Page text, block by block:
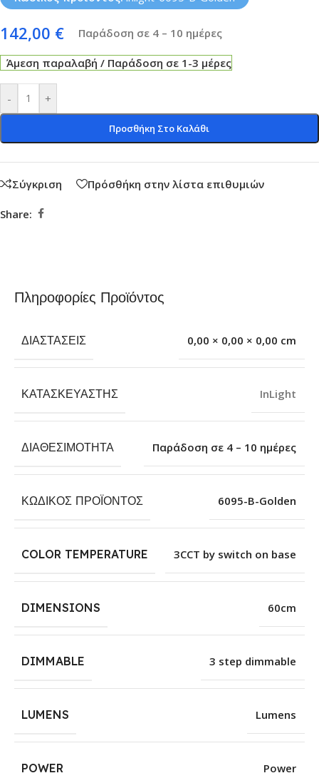
142,00 € Παράδοση σε 4 – 10 ημέρες
Άμεση παραλαβή / Παράδοση σε 1-3 μέρες
- +
Προσθήκη Στο Καλάθι
Σύγκριση Πρόσθήκη στην λίστα επιθυμιών
Share:
Πληροφορίες Προϊόντος
ΔΙΑΣΤΆΣΕΙΣ 0,00 × 0,00 × 0,00 cm
ΚΑΤΑΣΚΕΥΑΣΤΉΣ InLight
ΔΙΑΘΕΣΙΜΌΤΗΤΑ Παράδοση σε 4 – 10 ημέρες
ΚΩΔΙΚΌΣ ΠΡΟΪΌΝΤΟΣ 6095-B-Golden
COLOR TEMPERATURE 3CCT by switch on base
DIMENSIONS 60cm
DIMMABLE 3 step dimmable
LUMENS Lumens
POWER Power